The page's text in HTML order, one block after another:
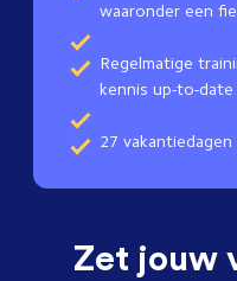
waaronder een
Regelmatige
kennis up-to-
27
Zet jouw